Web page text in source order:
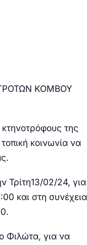
ΚΟΜΒΟΥ
της
κοινωνία να
Τρίτη13/02/24, για
και στη συνέχεια
Φιλώτα, για να